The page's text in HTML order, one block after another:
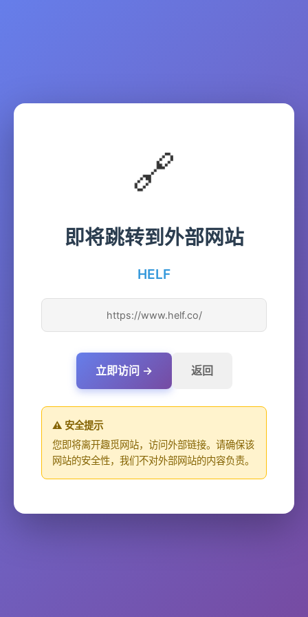
🔗
即将跳转到外部网站
HELF
https://www.helf.co/
立即访问 → 返回
⚠️ 安全提示
您即将离开趣觅网站，访问外部链接。请确保该
网站的安全性，我们不对外部网站的内容负责。